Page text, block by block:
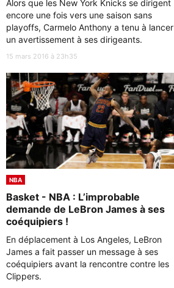
Alors que les New York Knicks se dirigent
encore une fois vers une saison sans
playoffs, Carmelo Anthony a tenu à lancer
un avertissement à ses dirigeants.
15 mars 2016 à 23h35
NBA
Basket - NBA : L’improbable
demande de LeBron James à ses
coéquipiers !
En déplacement à Los Angeles, LeBron
James a fait passer un message à ses
coéquipiers avant la rencontre contre les
Clippers.